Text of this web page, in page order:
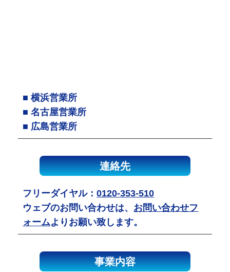
■ 横浜営業所
■ 名古屋営業所
■ 広島営業所
連絡先
フリーダイヤル：0120-353-510
ウェブのお問い合わせは、 お問い合わせフ
ォームよりお願い致します。
事業内容